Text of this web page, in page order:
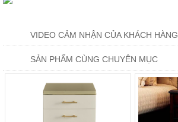
VIDEO CẢM NHẬN CỦA KHÁCH HÀNG
SẢN PHẨM CÙNG CHUYÊN MỤC